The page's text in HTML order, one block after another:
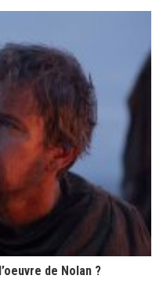
de Nolan ?